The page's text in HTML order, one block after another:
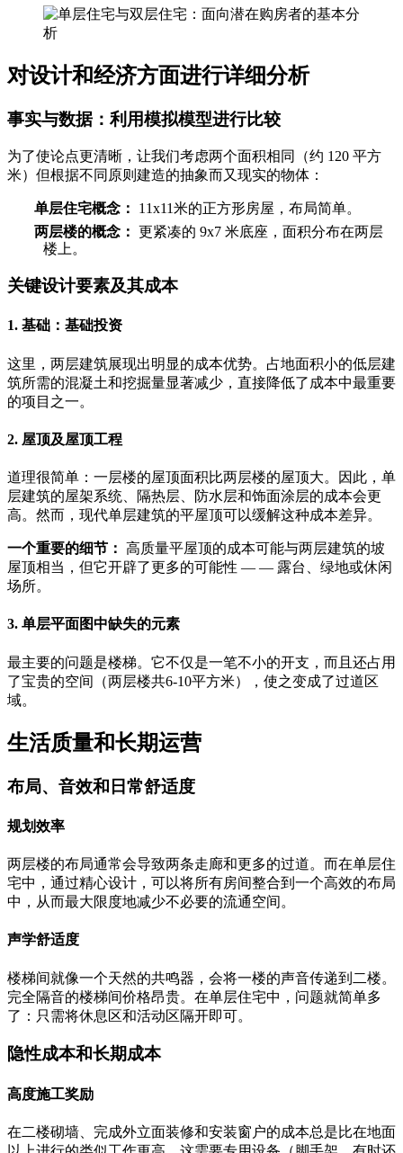
对设计和经济方面进行详细分析
事实与数据：利用模拟模型进行比较
为了使论点更清晰，让我们考虑两个面积相同（约 120 平方
米）但根据不同原则建造的抽象而又现实的物体：
单层住宅概念： 11x11米的正方形房屋，布局简单。
两层楼的概念： 更紧凑的 9x7 米底座，面积分布在两层
楼上。
关键设计要素及其成本
1. 基础：基础投资
这里，两层建筑展现出明显的成本优势。占地面积小的低层建
筑所需的混凝土和挖掘量显著减少，直接降低了成本中最重要
的项目之一。
2. 屋顶及屋顶工程
道理很简单：一层楼的屋顶面积比两层楼的屋顶大。因此，单
层建筑的屋架系统、隔热层、防水层和饰面涂层的成本会更
高。然而，现代单层建筑的平屋顶可以缓解这种成本差异。
一个重要的细节： 高质量平屋顶的成本可能与两层建筑的坡
屋顶相当，但它开辟了更多的可能性 — — 露台、绿地或休闲
场所。
3. 单层平面图中缺失的元素
最主要的问题是楼梯。它不仅是一笔不小的开支，而且还占用
了宝贵的空间（两层楼共6-10平方米），使之变成了过道区
域。
生活质量和长期运营
布局、音效和日常舒适度
规划效率
两层楼的布局通常会导致两条走廊和更多的过道。而在单层住
宅中，通过精心设计，可以将所有房间整合到一个高效的布局
中，从而最大限度地减少不必要的流通空间。
声学舒适度
楼梯间就像一个天然的共鸣器，会将一楼的声音传递到二楼。
完全隔音的楼梯间价格昂贵。在单层住宅中，问题就简单多
了：只需将休息区和活动区隔开即可。
隐性成本和长期成本
高度施工奖励
在二楼砌墙、完成外立面装修和安装窗户的成本总是比在地面